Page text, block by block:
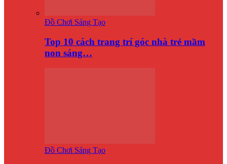
Đồ Chơi Sáng Tạo
Top 10 cách trang trí góc nhà trẻ mầm
non sáng…
Đồ Chơi Sáng Tạo